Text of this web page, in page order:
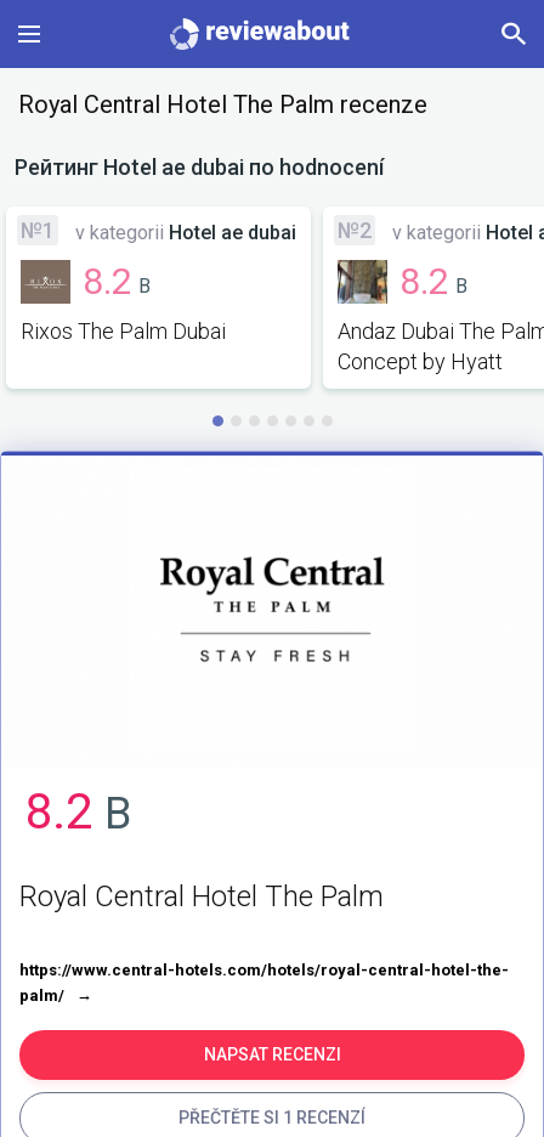
Main
Categories
Profile
Change language
Royal Central Hotel The Palm recenze
8.2 B
Royal Central Hotel The Palm
https://www.central-hotels.com/hotels/royal-central-hotel-the-
palm/
NAPSAT RECENZI
PŘEČTĚTE SI 1 RECENZÍ
Рейтинг Hotel ae dubai по hodnocení
№1 v kategorii Hotel ae dubai
8.2 B
Rixos The Palm Dubai
№2 v kategorii Hotel
8.2 B
Andaz Dubai The
Concept by Hyatt